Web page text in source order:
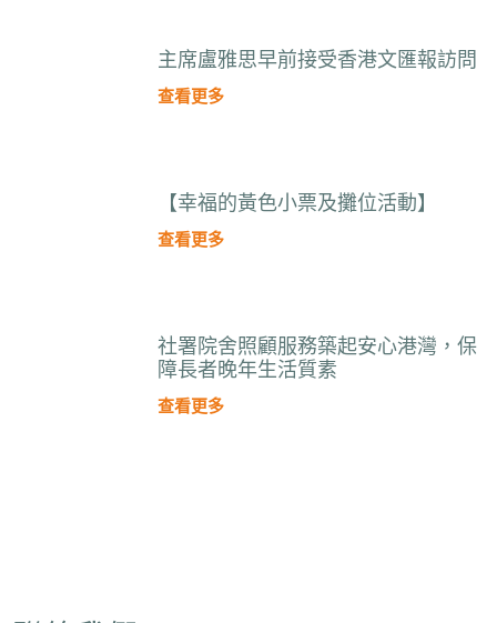
主席盧雅思早前接受香港文匯報訪問
查看更多
【幸福的黃色小票及攤位活動】
查看更多
社署院舍照顧服務築起安心港灣，保
障長者晚年生活質素
查看更多